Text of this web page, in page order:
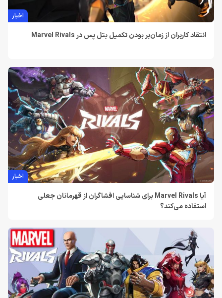
اخبار
انتقاد کاربران از زمان‌بر بودن تکمیل بتل پس در Marvel Rivals
اخبار
آیا Marvel Rivals برای شناسایی افشاگران از قهرمانان جعلی
استفاده می‌کند؟